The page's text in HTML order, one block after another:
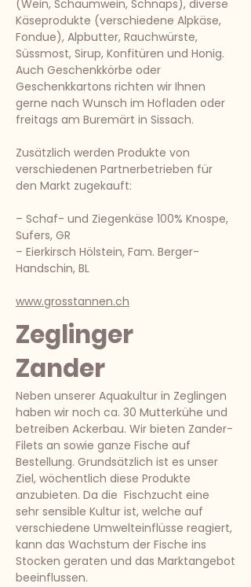
(Wein, Schaumwein, Schnaps), diverse
Käseprodukte (verschiedene Alpkäse,
Fondue), Alpbutter, Rauchwürste,
Süssmost, Sirup, Konfitüren und Honig.
Auch Geschenkkörbe oder
Geschenkkartons richten wir Ihnen
gerne nach Wunsch im Hofladen oder
freitags am Buremärt in Sissach.
Zusätzlich werden Produkte von
verschiedenen Partnerbetrieben für
den Markt zugekauft:
– Schaf- und Ziegenkäse 100% Knospe,
Sufers, GR
– Eierkirsch Hölstein, Fam. Berger-
Handschin, BL
www.grosstannen.ch
Zeglinger
Zander
Neben unserer Aquakultur in Zeglingen
haben wir noch ca. 30 Mutterkühe und
betreiben Ackerbau. Wir bieten Zander-
Filets an sowie ganze Fische auf
Bestellung. Grundsätzlich ist es unser
Ziel, wöchentlich diese Produkte
anzubieten. Da die Fischzucht eine
sehr sensible Kultur ist, welche auf
verschiedene Umwelteinflüsse reagiert,
kann das Wachstum der Fische ins
Stocken geraten und das Marktangebot
beeinflussen.